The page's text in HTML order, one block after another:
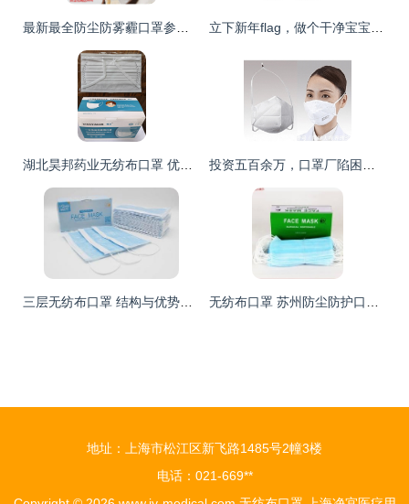
地址：上海市松江区新飞路1485号2幢3楼
电话：021-669**